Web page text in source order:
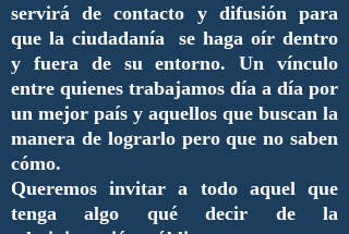
servirá de contacto y difusión para
que la ciudadanía se haga oír dentro
y fuera de su entorno. Un vínculo
entre quienes trabajamos día a día por
un mejor país y aquellos que buscan la
manera de lograrlo pero que no saben
cómo.
Queremos invitar a todo aquel que
tenga algo qué decir de la